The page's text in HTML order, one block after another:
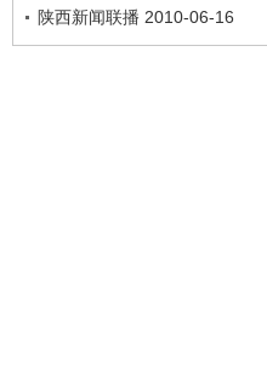
陕西新闻联播 2010-06-16